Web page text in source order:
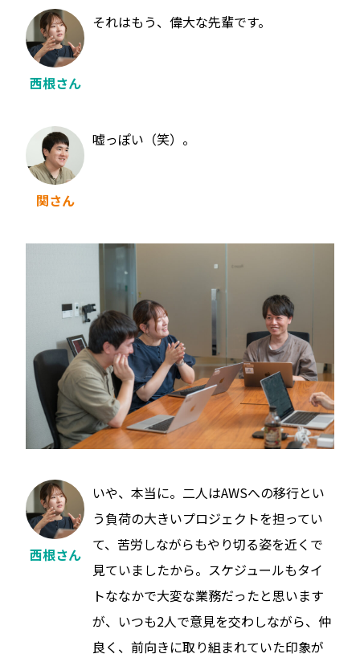
西根さん
それはもう、偉大な先輩です。
関さん
嘘っぽい（笑）。
西根さん
いや、本当に。二人はAWSへの移行とい
う負荷の大きいプロジェクトを担ってい
て、苦労しながらもやり切る姿を近くで
見ていましたから。スケジュールもタイ
トななかで大変な業務だったと思います
が、いつも2人で意見を交わしながら、仲
良く、前向きに取り組まれていた印象が